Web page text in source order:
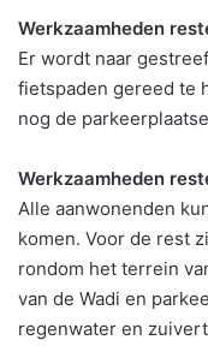
Werkzaamheden
Er wordt naar
fietspaden gereed te
nog de
Werkzaamheden
Alle aanwonenden
komen. Voor de rest
rondom het terrein
van de Wadi en
regenwater en